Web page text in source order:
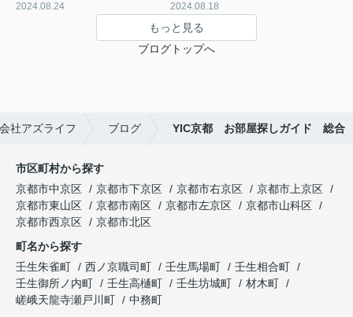
2024.08.24 2024.08.18
もっと見る
ブログトップへ
社アズライフ ブログ YIC京都 お部屋探しガイド 総合
市区町村から探す
京都市中京区
京都市下京区 京都市右京区
京都市上京区
京都市東山区
京都市南区 京都市左京区
京都市山科区
京都市西京区
京都市北区
町名から探す
壬生朱雀町
西ノ京職司町 壬生馬場町
壬生相合町
壬生御所ノ内町
壬生高樋町 壬生坊城町
材木町
嵯峨天龍寺瀬戸川町
中務町